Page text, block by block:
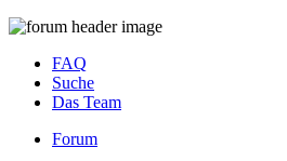
FAQ
Suche
Das Team
Forum